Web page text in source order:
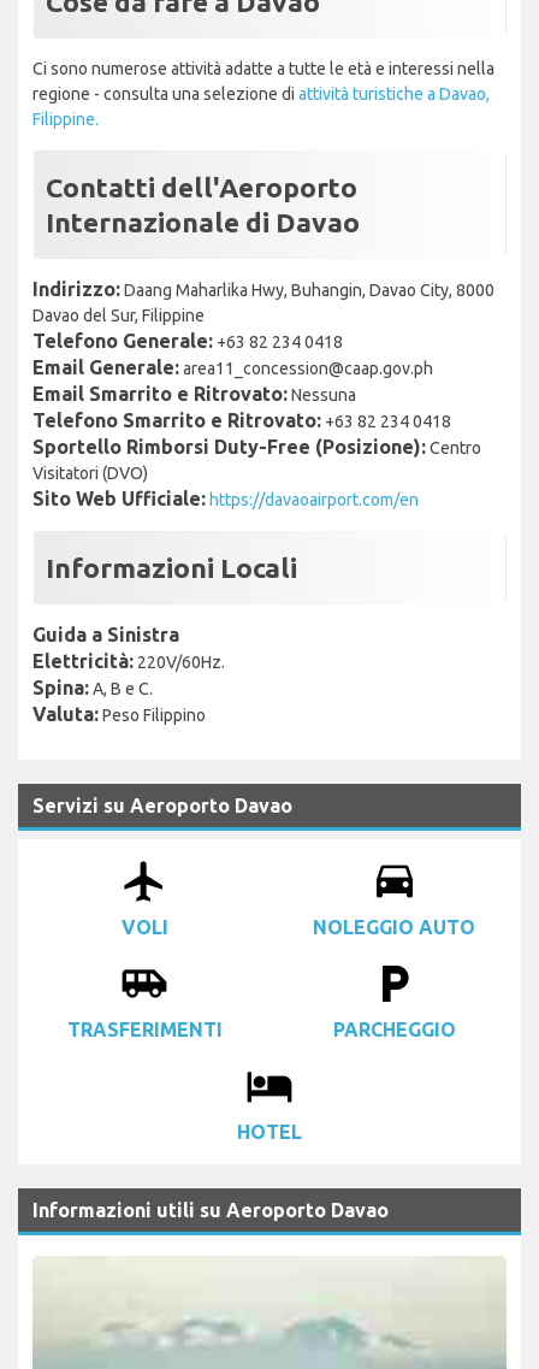
Ci sono numerose attività adatte a tutte le età e interessi nella
regione - consulta una selezione di attività turistiche a Davao,
Filippine.
Contatti dell'Aeroporto
Internazionale di Davao
Indirizzo:Daang Maharlika Hwy, Buhangin, Davao City, 8000
Davao del Sur, Filippine
Telefono Generale: +63 82 234 0418
Email Generale:area11_concession@caap.gov.ph
Email Smarrito e Ritrovato:Nessuna
Telefono Smarrito e Ritrovato: +63 82 234 0418
Sportello Rimborsi Duty-Free (Posizione):Centro
Visitatori (DVO)
Sito Web Ufficiale: https://davaoairport.com/en
Informazioni Locali
Guida a Sinistra
Elettricità: 220V/60Hz.
Spina:A, B e C.
Valuta:Peso Filippino
Servizi su Aeroporto Davao
airplanemode_active
VOLI
drive_eta
NOLEGGIO AUTO
airport_shuttle
TRASFERIMENTI
local_parking
PARCHEGGIO
local_hotel
HOTEL
Informazioni utili su Aeroporto Davao